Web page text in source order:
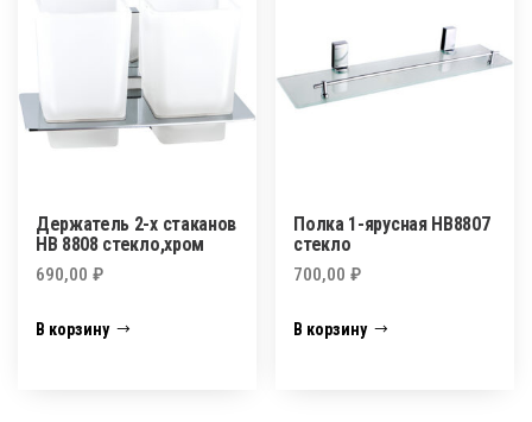
Держатель 2-х стаканов
HB 8808 стекло,хром
690,00 ₽
В корзину
Полка 1-ярусная HB8807
стекло
700,00₽
В корзину